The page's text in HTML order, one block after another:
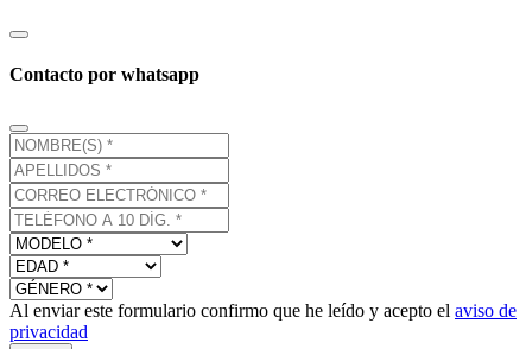
Contacto por whatsapp
Al enviar este formulario confirmo que he leído y acepto el aviso de
privacidad